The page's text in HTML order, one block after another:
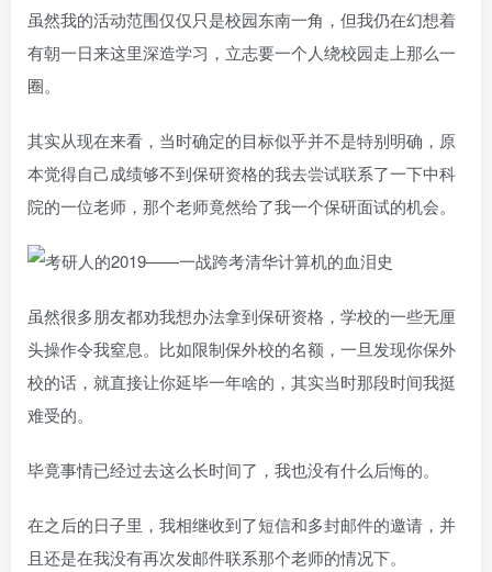
虽然我的活动范围仅仅只是校园东南一角，但我仍在幻想着
有朝一日来这里深造学习，立志要一个人绕校园走上那么一
圈。
其实从现在来看，当时确定的目标似乎并不是特别明确，原
本觉得自己成绩够不到保研资格的我去尝试联系了一下中科
院的一位老师，那个老师竟然给了我一个保研面试的机会。
虽然很多朋友都劝我想办法拿到保研资格，学校的一些无厘
头操作令我窒息。比如限制保外校的名额，一旦发现你保外
校的话，就直接让你延毕一年啥的，其实当时那段时间我挺
难受的。
毕竟事情已经过去这么长时间了，我也没有什么后悔的。
在之后的日子里，我相继收到了短信和多封邮件的邀请，并
且还是在我没有再次发邮件联系那个老师的情况下。